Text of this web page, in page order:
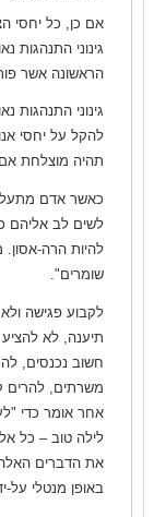
אם כן, כל יחסי
גינוני התנהגות
הראשונה אשר
גינוני התנהגות
להקל על יחסי
תהיה מוצלחת
כאשר אדם
לשים לב אליהם
להיות הרה-
שומרים".
לקבוע פגישה
תיענה, לא
חשוב נכנסים,
משרתים, להרים
אחר אומר כדי
לילה טוב – כל
את הדברים
באופן מנטלי